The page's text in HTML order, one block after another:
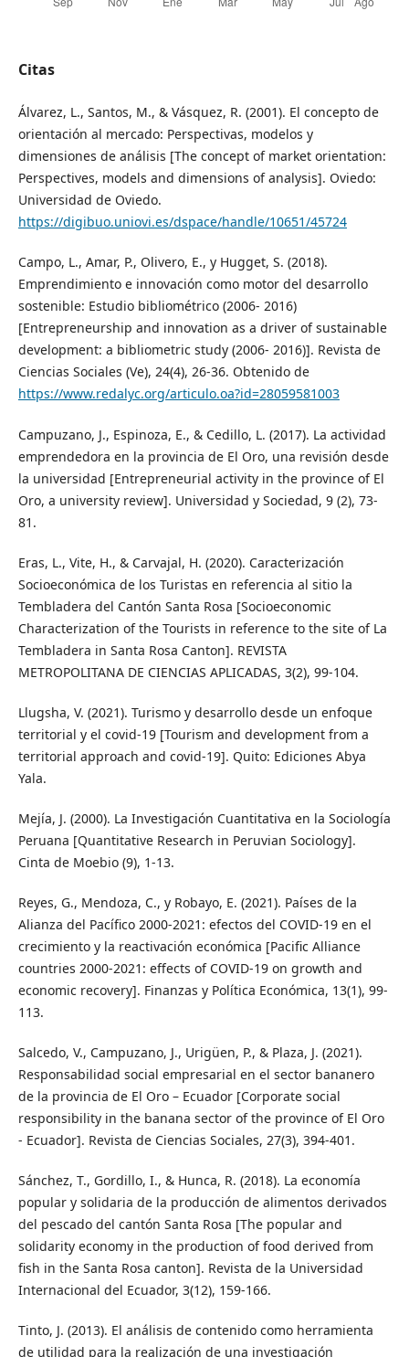
Citas
Álvarez, L., Santos, M., & Vásquez, R. (2001). El concepto de
orientación al mercado: Perspectivas, modelos y
dimensiones de análisis [The concept of market orientation:
Perspectives, models and dimensions of analysis]. Oviedo:
Universidad de Oviedo.
https://digibuo.uniovi.es/dspace/handle/10651/45724
Campo, L., Amar, P., Olivero, E., y Hugget, S. (2018).
Emprendimiento e innovación como motor del desarrollo
sostenible: Estudio bibliométrico (2006- 2016)
[Entrepreneurship and innovation as a driver of sustainable
development: a bibliometric study (2006- 2016)]. Revista de
Ciencias Sociales (Ve), 24(4), 26-36. Obtenido de
https://www.redalyc.org/articulo.oa?id=28059581003
Campuzano, J., Espinoza, E., & Cedillo, L. (2017). La actividad
emprendedora en la provincia de El Oro, una revisión desde
la universidad [Entrepreneurial activity in the province of El
Oro, a university review]. Universidad y Sociedad, 9 (2), 73-
81.
Eras, L., Vite, H., & Carvajal, H. (2020). Caracterización
Socioeconómica de los Turistas en referencia al sitio la
Tembladera del Cantón Santa Rosa [Socioeconomic
Characterization of the Tourists in reference to the site of La
Tembladera in Santa Rosa Canton]. REVISTA
METROPOLITANA DE CIENCIAS APLICADAS, 3(2), 99-104.
Llugsha, V. (2021). Turismo y desarrollo desde un enfoque
territorial y el covid-19 [Tourism and development from a
territorial approach and covid-19]. Quito: Ediciones Abya
Yala.
Mejía, J. (2000). La Investigación Cuantitativa en la Sociología
Peruana [Quantitative Research in Peruvian Sociology].
Cinta de Moebio (9), 1-13.
Reyes, G., Mendoza, C., y Robayo, E. (2021). Países de la
Alianza del Pacífico 2000-2021: efectos del COVID-19 en el
crecimiento y la reactivación económica [Pacific Alliance
countries 2000-2021: effects of COVID-19 on growth and
economic recovery]. Finanzas y Política Económica, 13(1), 99-
113.
Salcedo, V., Campuzano, J., Urigüen, P., & Plaza, J. (2021).
Responsabilidad social empresarial en el sector bananero
de la provincia de El Oro – Ecuador [Corporate social
responsibility in the banana sector of the province of El Oro
- Ecuador]. Revista de Ciencias Sociales, 27(3), 394-401.
Sánchez, T., Gordillo, I., & Hunca, R. (2018). La economía
popular y solidaria de la producción de alimentos derivados
del pescado del cantón Santa Rosa [The popular and
solidarity economy in the production of food derived from
fish in the Santa Rosa canton]. Revista de la Universidad
Internacional del Ecuador, 3(12), 159-166.
Tinto, J. (2013). El análisis de contenido como herramienta
de utilidad para la realización de una investigación